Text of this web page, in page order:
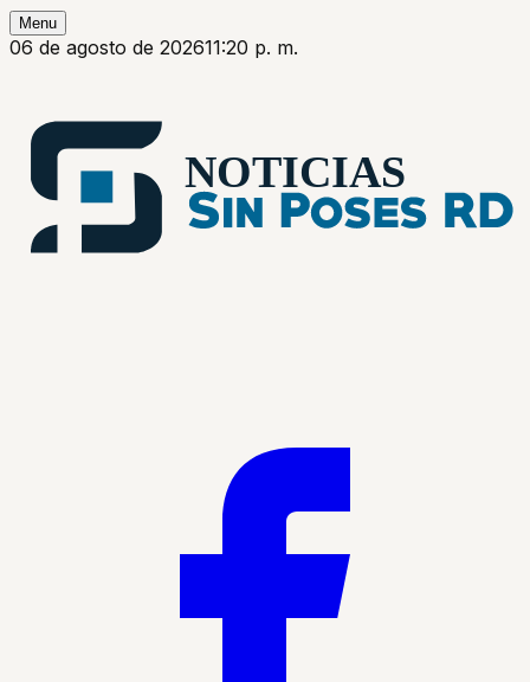
Menu
06 de agosto de 202611:20 p. m.